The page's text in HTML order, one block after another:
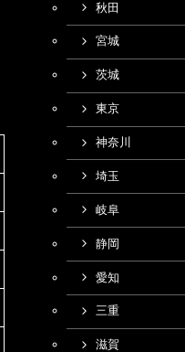
秋田
宮城
茨城
東京
神奈川
埼玉
岐阜
静岡
愛知
三重
滋賀